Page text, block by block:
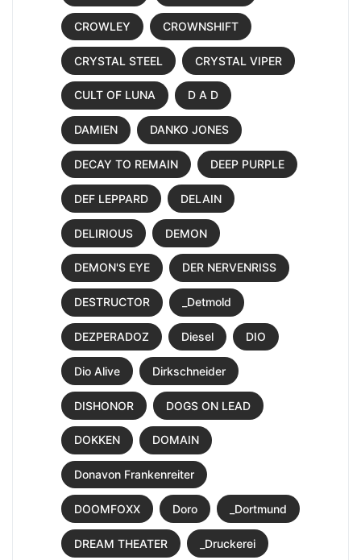
CROWLEY CROWNSHIFT
CRYSTAL STEEL CRYSTAL VIPER
CULT OF LUNA D A D
DAMIEN DANKO JONES
DECAY TO REMAIN DEEP PURPLE
DEF LEPPARD DELAIN
DELIRIOUS DEMON
DEMON'S EYE DER NERVENRISS
DESTRUCTOR _Detmold
DEZPERADOZ Diesel DIO
Dio Alive Dirkschneider
DISHONOR DOGS ON LEAD
DOKKEN DOMAIN
Donavon Frankenreiter
DOOMFOXX Doro _Dortmund
DREAM THEATER _Druckerei